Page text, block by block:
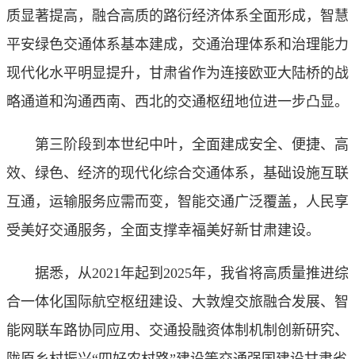
质显著提高，融合高质的路衍经济体系全面形成，智慧
平安绿色交通体系基本建成，交通治理体系和治理能力
现代化水平明显提升，甘肃省作为连接欧亚大陆桥的战
略通道和沟通西南、西北的交通枢纽地位进一步凸显。
第三阶段到本世纪中叶，全面建成安全、便捷、高
效、绿色、经济的现代化综合交通体系，基础设施互联
互通，运输服务应需而变，智能交通广泛覆盖，人民享
受美好交通服务，全面支撑幸福美好新甘肃建设。
据悉，从2021年起到2025年，我省将高质量推进综
合一体化国际航空枢纽建设、大敦煌交旅融合发展、智
能网联车路协同应用、交通投融资体制机制创新研究、